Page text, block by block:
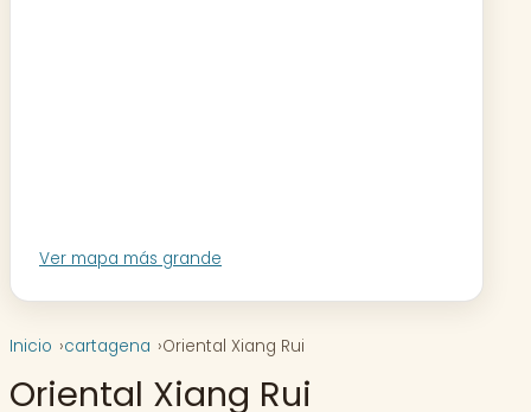
Ver mapa más grande
Inicio cartagena Oriental Xiang Rui
Oriental Xiang Rui